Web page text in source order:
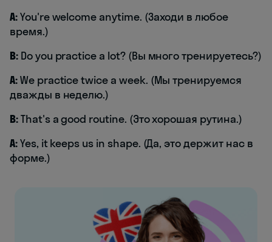
A:You're welcome anytime. (Заходи в любое
время.)
B:Do you practice a lot? (Вы много тренируетесь?)
A:We practice twice a week. (Мы тренируемся
дважды в неделю.)
B:That's a good routine. (Это хорошая рутина.)
A:Yes, it keeps us in shape. (Да, это держит нас в
форме.)